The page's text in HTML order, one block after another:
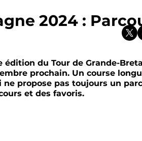
Quizz EpopeeVF Actu
2024 :
édition du Tour de Grande-
prochain. Un course
propose pas toujours un
et des favoris.